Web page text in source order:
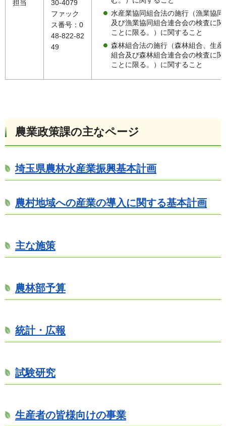
担当
30-4079
ファック
ス番号：0
48-822-82
49
水産業協同組合法の施行（漁業協同
及び漁業協同組合連合会の検査に関
ことに限る。）に関すること
森林組合法の施行（森林組合、生産
組合及び森林組合連合会の検査に関
ことに限る。）に関すること
農業政策課の主なページ
埼玉県農林水産業振興基本計画
農村地域への産業の導入に関する基本計画
主な施策
農林部予算
統計・広報
試験研究
生産者の皆様向けの事業